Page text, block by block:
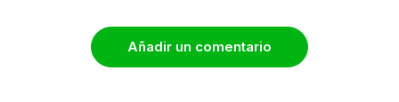
Añadir un comentario